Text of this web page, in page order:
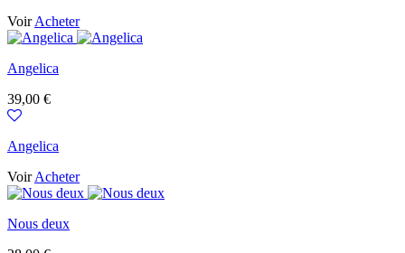
VoirAcheter
Angelica
Prix
39,00 €
Angelica
VoirAcheter
Nous deux